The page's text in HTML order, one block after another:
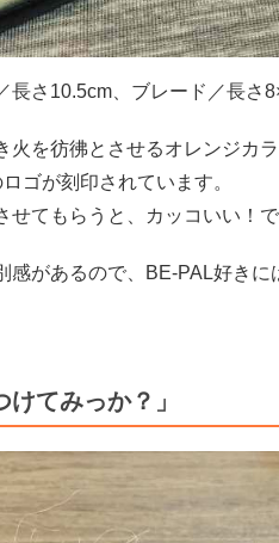
長さ10.5cm、ブレード／長さ
火を彷彿とさせるオレンジカ
ゴが刻印されています。
せてもらうと、カッコいい！で
感があるので、BE-PAL好きに
てみっか？」